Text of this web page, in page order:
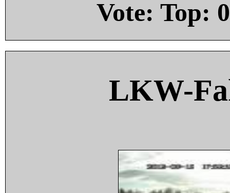
Vote: Top: 0
LKW-